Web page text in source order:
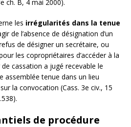
ch. B, 4 mai 2000).
les irrégularités dans la tenue
de l’absence de désignation d’un
de désigner un secrétaire, ou
les copropriétaires d’accéder à la
cassation a jugé recevable le
assemblée tenue dans un lieu
la convocation (Cass. 3e civ., 15
de procédure